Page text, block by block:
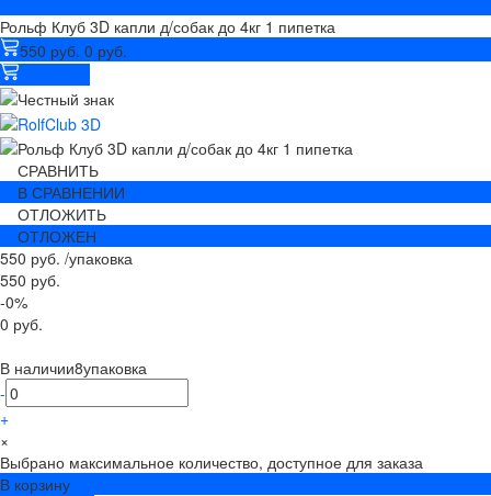
Рольф Клуб 3D капли д/собак до 4кг 1 пипетка
550 руб. 0 руб.
СРАВНИТЬ
В СРАВНЕНИИ
ОТЛОЖИТЬ
ОТЛОЖЕН
550 руб. /упаковка
550 руб.
-0%
0 руб.
В наличии8упаковка
-
+
×
Выбрано максимальное количество, доступное для заказа
В корзину